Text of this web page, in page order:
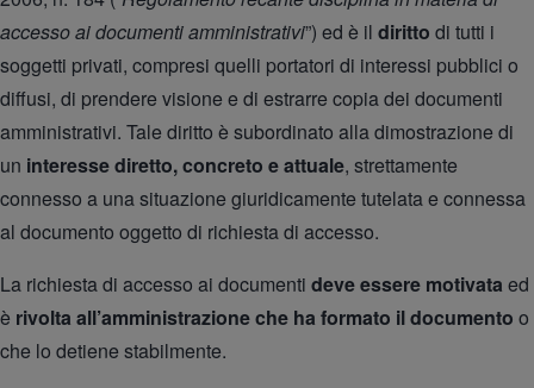
accesso ai documenti amministrativi”) ed è il diritto di tutti i
soggetti privati, compresi quelli portatori di interessi pubblici o
diffusi, di prendere visione e di estrarre copia dei documenti
amministrativi. Tale diritto è subordinato alla dimostrazione di
un interesse diretto, concreto e attuale, strettamente
connesso a una situazione giuridicamente tutelata e connessa
al documento oggetto di richiesta di accesso.
La richiesta di accesso ai documenti deve essere motivata ed
è rivolta all’amministrazione che ha formato il documento o
che lo detiene stabilmente.